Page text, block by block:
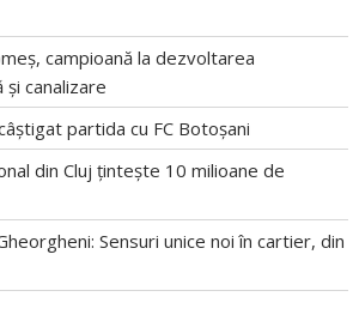
campioană la dezvoltarea
canalizare
partida cu FC Botoșani
din Cluj țintește 10 milioane de
Sensuri unice noi în cartier, din